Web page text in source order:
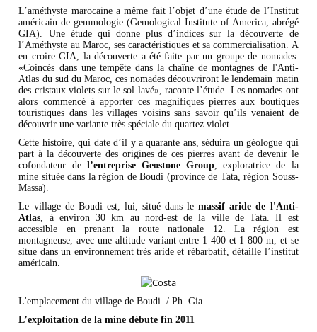
L’améthyste marocaine a même fait l’objet d’une étude de l’Institut
américain de gemmologie (Gemological Institute of America, abrégé
GIA). Une étude qui donne plus d’indices sur la découverte de
l’Améthyste au Maroc, ses caractéristiques et sa commercialisation. A
en croire GIA, la découverte a été faite par un groupe de nomades.
«Coincés dans une tempête dans la chaîne de montagnes de l'Anti-
Atlas du sud du Maroc, ces nomades découvriront le lendemain matin
des cristaux violets sur le sol lavé», raconte l’étude. Les nomades ont
alors commencé à apporter ces magnifiques pierres aux boutiques
touristiques dans les villages voisins sans savoir qu’ils venaient de
découvrir une variante très spéciale du quartez violet.
Cette histoire, qui date d’il y a quarante ans, séduira un géologue qui
part à la découverte des origines de ces pierres avant de devenir le
cofondateur de l’entreprise Geostone Group, exploratrice de la
mine située dans la région de Boudi (province de Tata, région Souss-
Massa).
Le village de Boudi est, lui, situé dans lemassif aride de l'Anti-
Atlas, à environ 30 km au nord-est de la ville de Tata. Il est
accessible en prenant la route nationale 12. La région est
montagneuse, avec une altitude variant entre 1 400 et 1 800 m, et se
situe dans un environnement très aride et rébarbatif, détaille l’institut
américain.
L'emplacement du village de Boudi. / Ph. Gia
L’exploitation de la mine débute fin 2011